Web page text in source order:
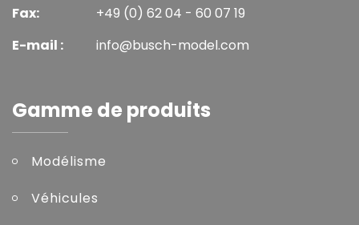
Fax:
+49 (0) 62 04 - 60 07 19
E-mail :
info@busch-model.com
Gamme de produits
Modélisme
Véhicules